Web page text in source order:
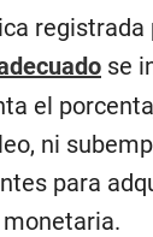
registrada
se
el
ni
para